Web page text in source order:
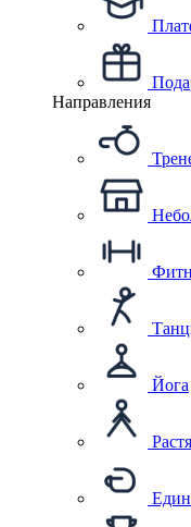
Направления
Йога